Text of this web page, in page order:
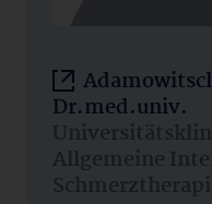
Dr.med.univ.
Allgemeine